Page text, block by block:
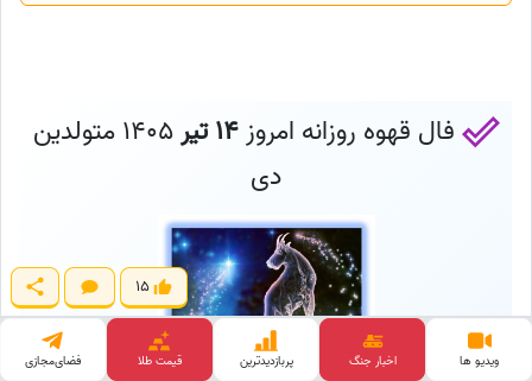
فال قهوه روزانه امروز14 تیر
1405 متولدین
دی
15
ویدیو ها اخبار جنگ پربازدید‌ترین قیمت طلا فضای‌مجازی